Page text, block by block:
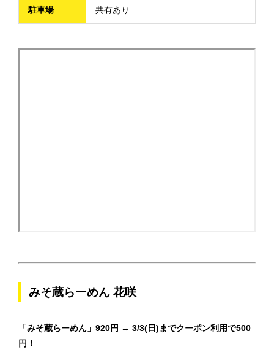
駐車場 共有あり
みそ蔵らーめん 花咲
「みそ蔵らーめん」920円 → 3/3(日)までクーポン利用で500
円！